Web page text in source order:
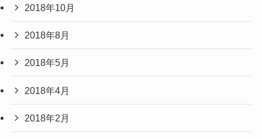
2018年10月
2018年8月
2018年5月
2018年4月
2018年2月